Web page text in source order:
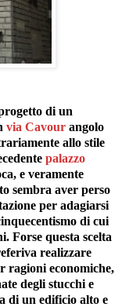
di un
via Cavour angolo
allo stile
palazzo
e veramente
sembra aver perso
per adagiarsi
di cui
Forse questa scelta
realizzare
ragioni economiche,
degli stucchi e
di un edificio alto e